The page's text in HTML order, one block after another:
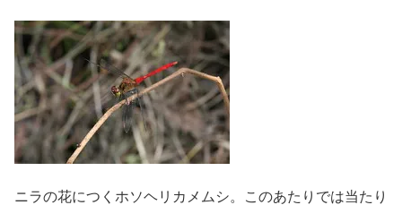
ニラの花につくホソヘリカメムシ。このあたりでは当たり